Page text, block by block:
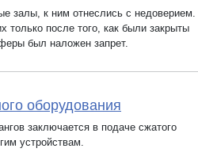
залы, к ним отнеслись с недоверием.
только после того, как были закрыты
был наложен запрет.
оборудования
заключается в подаче сжатого
устройствам.